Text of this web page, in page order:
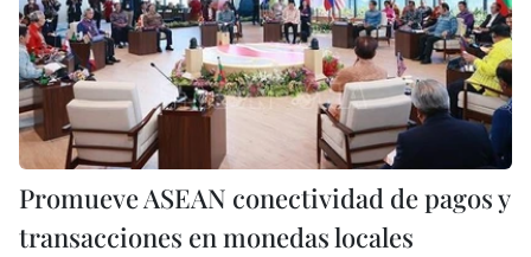
Promueve ASEAN conectividad de pagos y
transacciones en monedas locales